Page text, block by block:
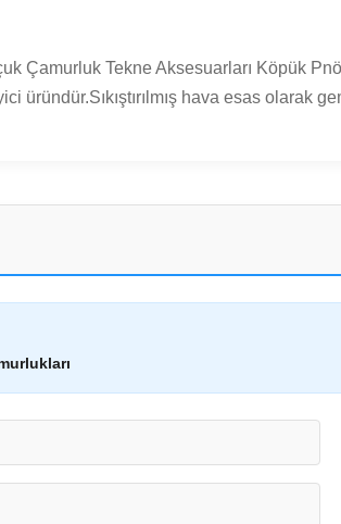
Çamurluk Tekne Aksesuarları Köpük
üründür.Sıkıştırılmış hava esas